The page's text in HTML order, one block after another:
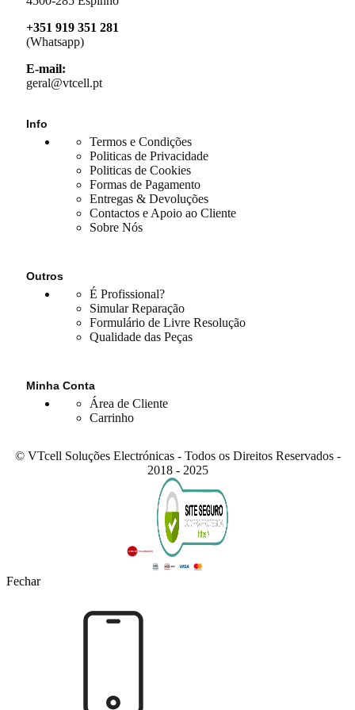
+351 919 351 281
(Whatsapp)
E-mail:
geral@vtcell.pt
Info
Termos e Condições
Politicas de Privacidade
Politicas de Cookies
Formas de Pagamento
Entregas & Devoluções
Contactos e Apoio ao Cliente
Sobre Nós
Outros
É Profissional?
Simular Reparação
Formulário de Livre Resolução
Qualidade das Peças
Minha Conta
Área de Cliente
Carrinho
© VTcell Soluções Electrónicas - Todos os Direitos Reservados -
2018 - 2025
Fechar